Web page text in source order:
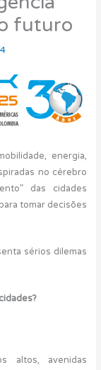
futuro
energia,
no cérebro
das cidades
tomar decisões
sérios dilemas
altos, avenidas